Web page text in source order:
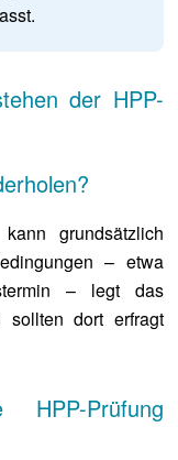
der HPP-
grundsätzlich
– etwa
– legt das
sollten dort erfragt
Prüfung